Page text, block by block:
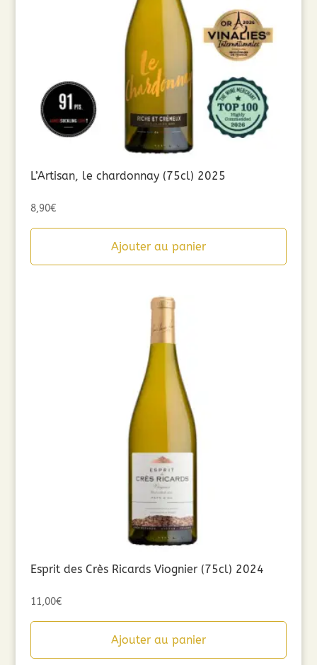
L’Artisan, le chardonnay (75cl) 2025
8,90€
Ajouter au panier
Esprit des Crès Ricards Viognier (75cl) 2024
11,00€
Ajouter au panier